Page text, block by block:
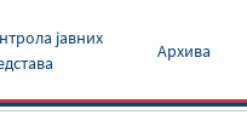
јавних
Архива